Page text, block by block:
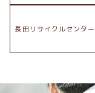
長田リサイクルセンター